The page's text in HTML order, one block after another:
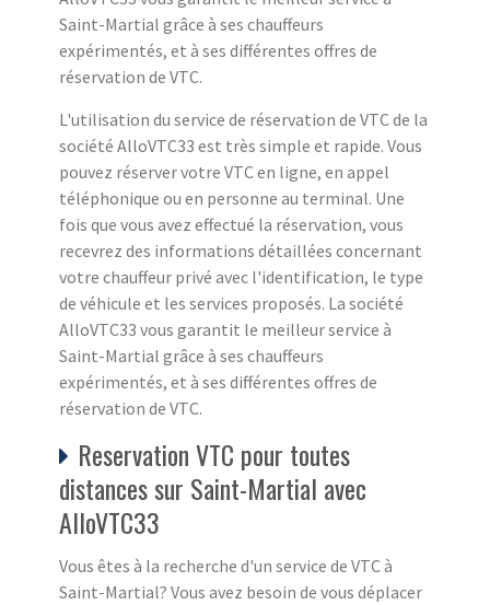
Saint-Martial grâce à ses chauffeurs
expérimentés, et à ses différentes offres de
réservation de VTC.
L'utilisation du service de réservation de VTC de la
société AlloVTC33 est très simple et rapide. Vous
pouvez réserver votre VTC en ligne, en appel
téléphonique ou en personne au terminal. Une
fois que vous avez effectué la réservation, vous
recevrez des informations détaillées concernant
votre chauffeur privé avec l'identification, le type
de véhicule et les services proposés. La société
AlloVTC33 vous garantit le meilleur service à
Saint-Martial grâce à ses chauffeurs
expérimentés, et à ses différentes offres de
réservation de VTC.
Reservation VTC pour toutes
distances sur Saint-Martial avec
AlloVTC33
Vous êtes à la recherche d'un service de VTC à
Saint-Martial? Vous avez besoin de vous déplacer